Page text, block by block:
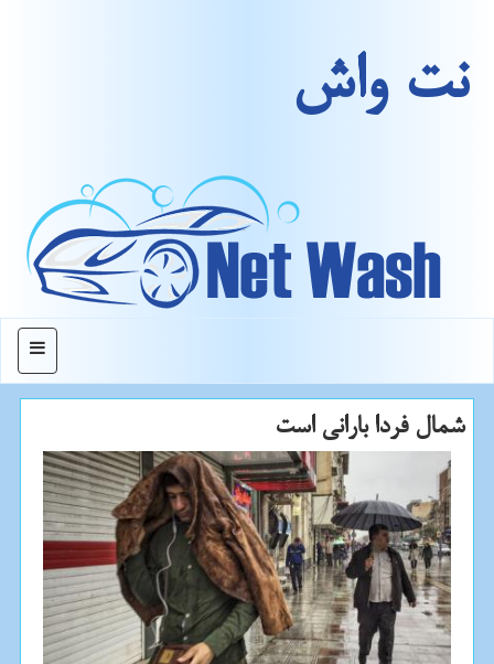
نت واش
منو
شمال فردا بارانی است